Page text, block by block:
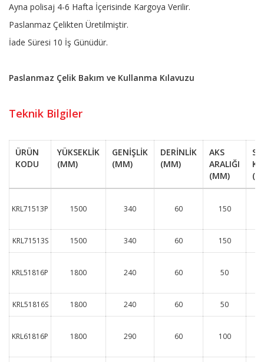
Ayna polisaj 4-6 Hafta İçerisinde Kargoya Verilir.
Paslanmaz Çelikten Üretilmiştir.
İade Süresi 10 İş Günüdür.
Paslanmaz Çelik Bakım ve Kullanma Kılavuzu
Teknik Bilgiler
ÜRÜN
KODU
YÜKSEKLİK
(MM)
GENİŞLİK
(MM)
DERİNLİK
(MM)
AKS
ARALIĞI
(MM)
SU
KRL71513P 1500 340 60 150
KRL71513S 1500 340 60 150
KRL51816P 1800 240 60 50
KRL51816S 1800 240 60 50
KRL61816P 1800 290 60 100